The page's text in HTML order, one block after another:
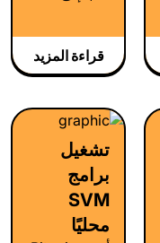
بسرعة كم
يمكن
للسلسلة
المعاملات؟
وكمية
الحسابات
التي يمكنها
التعامل معها؟
بالنسبة لـ
Bitcoin
قراءة المزيد
تشغيل
برامج
SVM
محليًا